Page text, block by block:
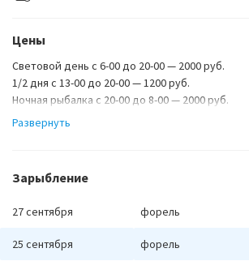
Цены
Cветовой день с 6-00 до 20-00 — 2000 руб.
1/2 дня с 13-00 до 20-00 — 1200 руб.
Ночная рыбалка с 20-00 до 8-00 — 2000 руб.
Пойманная рыба входит в стоимость путевки
на сумму оплаты.
Карп — 250 руб/кг.
Осетр — 700 руб/кг.
Сазан — 250 руб/кг.
Сом — 300 руб/кг.
Развернуть
Зарыбление
27 сентября форель
25 сентября форель